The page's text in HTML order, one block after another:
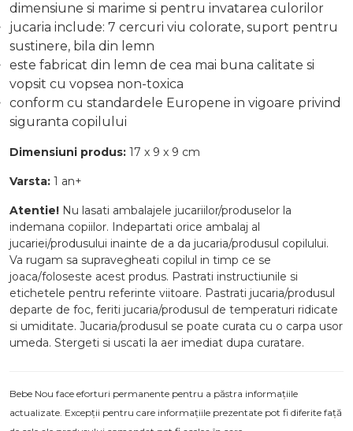
dimensiune si marime si pentru invatarea culorilor
jucaria include: 7 cercuri viu colorate, suport pentru
sustinere, bila din lemn
este fabricat din lemn de cea mai buna calitate si
vopsit cu vopsea non-toxica
conform cu standardele Europene in vigoare privind
siguranta copilului
Dimensiuni produs: 17 x 9 x 9 cm
Varsta: 1 an+
Atentie! Nu lasati ambalajele jucariilor/produselor la
indemana copiilor. Indepartati orice ambalaj al
jucariei/produsului inainte de a da jucaria/produsul copilului.
Va rugam sa supravegheati copilul in timp ce se
joaca/foloseste acest produs. Pastrati instructiunile si
etichetele pentru referinte viitoare. Pastrati jucaria/produsul
departe de foc, feriti jucaria/produsul de temperaturi ridicate
si umiditate. Jucaria/produsul se poate curata cu o carpa usor
umeda. Stergeti si uscati la aer imediat dupa curatare.
Bebe Nou face eforturi permanente pentru a păstra informațiile
actualizate. Excepții pentru care informațiile prezentate pot fi diferite față